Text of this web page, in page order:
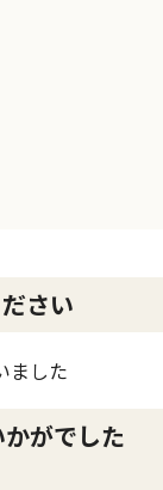
さい
ました
がでした